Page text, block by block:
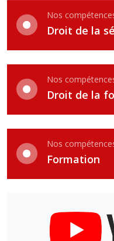
Nos
Droit de la
Nos
Droit de la
Nos
Formation